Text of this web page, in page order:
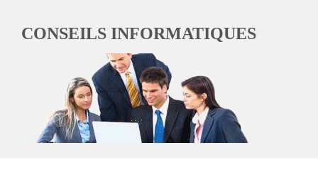
CONSEILS INFORMATIQUES